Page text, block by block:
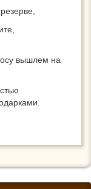
вышлем на